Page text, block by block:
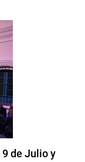
de Julio y